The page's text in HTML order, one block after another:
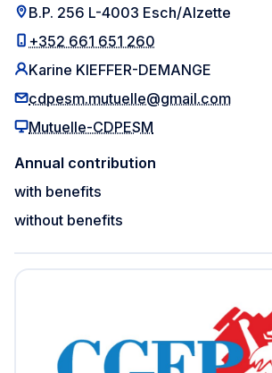
B.P. 256 L-4003 Esch/Alzette
+352 661 651 260
Karine KIEFFER-DEMANGE
cdpesm.mutuelle@gmail.com
Mutuelle-CDPESM
Annual contribution
with benefits
without benefits